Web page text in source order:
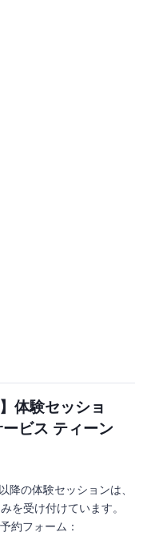
体験セッショ
ビス ティーン
降の体験セッションは、
を受け付けています。
約フォーム：